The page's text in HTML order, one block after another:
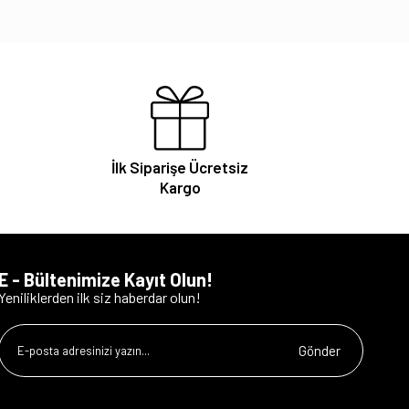
İlk Siparişe Ücretsiz
Kargo
E - Bültenimize Kayıt Olun!
ilk siz haberdar olun!
Gönder